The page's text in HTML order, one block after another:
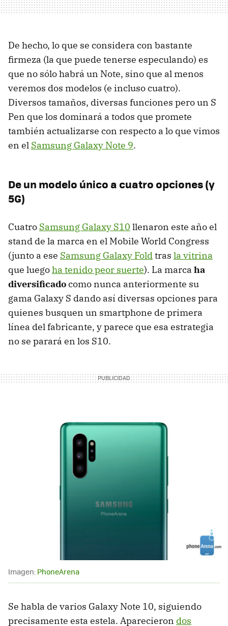
De hecho, lo que se considera con bastante
firmeza (la que puede tenerse especulando) es
que no sólo habrá un Note, sino que al menos
veremos dos modelos (e incluso cuatro).
Diversos tamaños, diversas funciones pero un S
Pen que los dominará a todos que promete
también actualizarse con respecto a lo que vimos
en el Samsung Galaxy Note 9.
De un modelo único a cuatro opciones (y
5G)
Cuatro Samsung Galaxy S10 llenaron este año el
stand de la marca en el Mobile World Congress
(junto a ese Samsung Galaxy Foldtras la vitrina
que luegoha tenido peor suerte). La marca ha
diversificadocomo nunca anteriormente su
gama Galaxy S dando así diversas opciones para
quienes busquen un smartphone de primera
línea del fabricante, y parece que esa estrategia
no se parará en los S10.
Imagen: PhoneArena
Se habla de varios Galaxy Note 10, siguiendo
precisamente esta estela. Aparecieron dos